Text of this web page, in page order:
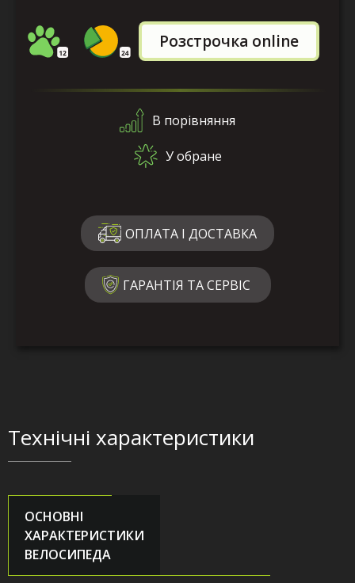
Розстрочка online
В порівняння
У обране
ОПЛАТА І ДОСТАВКА
ГАРАНТІЯ ТА СЕРВІС
Технічні характеристики
ОСНОВНІ
ХАРАКТЕРИСТИКИ
ВЕЛОСИПЕДА